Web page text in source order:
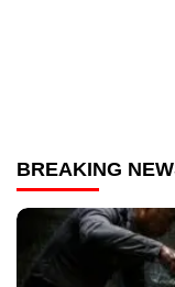
BREAKING